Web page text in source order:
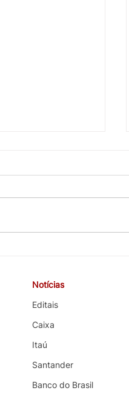
Notícias
Editais
Caixa
Itaú
Santander
Banco do Brasil